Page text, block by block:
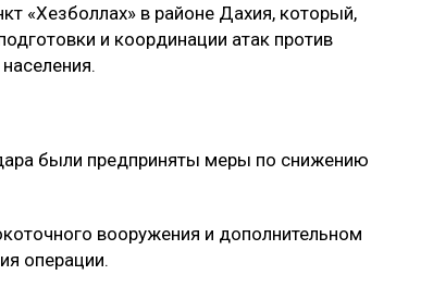
«Хезболлах» в районе Дахия, который,
и координации атак против
были предприняты меры по снижению
вооружения и дополнительном
операции.